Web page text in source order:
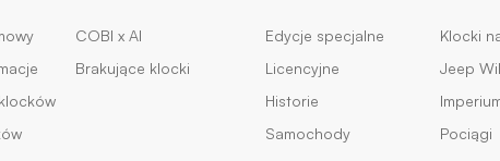
COBI x AI
Brakujące klocki
Edycje specjalne
Licencyjne
Historie
Samochody
Klocki
Jeep
Pociągi